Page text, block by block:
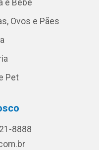
e Bebê
Ovos e Pães
Pet
8888